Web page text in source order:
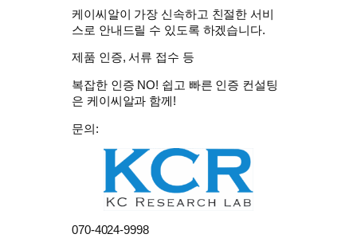
케이씨알이 가장 신속하고 친절한 서비
스로 안내드릴 수 있도록 하겠습니다.
제품 인증, 서류 접수 등
복잡한 인증 NO! 쉽고 빠른 인증 컨설팅
은 케이씨알과 함께!
문의:
070-4024-9998